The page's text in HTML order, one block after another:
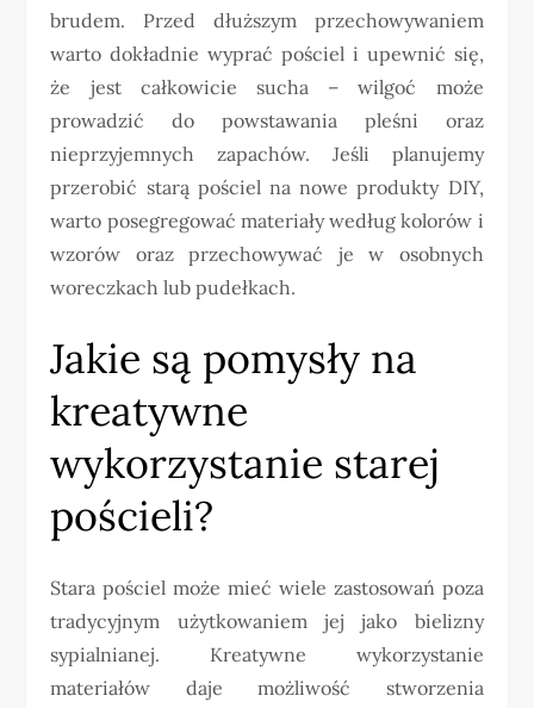
brudem. Przed dłuższym przechowywaniem
warto dokładnie wyprać pościel i upewnić się,
że jest całkowicie sucha – wilgoć może
prowadzić do powstawania pleśni oraz
nieprzyjemnych zapachów. Jeśli planujemy
przerobić starą pościel na nowe produkty DIY,
warto posegregować materiały według kolorów i
wzorów oraz przechowywać je w osobnych
woreczkach lub pudełkach.
Jakie są pomysły na
kreatywne
wykorzystanie starej
pościeli?
Stara pościel może mieć wiele zastosowań poza
tradycyjnym użytkowaniem jej jako bielizny
sypialnianej. Kreatywne wykorzystanie
materiałów daje możliwość stworzenia